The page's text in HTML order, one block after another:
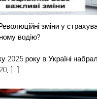
зміни у
водію?
року в Україні
[…]